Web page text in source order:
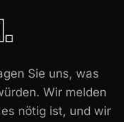
Sie uns, was
Wir melden
nötig ist, und wir